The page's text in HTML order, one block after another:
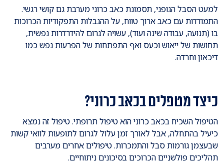
למעט הסבל הגופני, תסמונת כאב כרוני מערבת גם קושי רגשי.
התמודדות עם כאב ארוך טווח, על ההגבלות התפקודיות הכרוכות
בו (תנועה, עבודה שינה ועוד), עשויה לגרום להידרדרות נפשית,
תחושות של ייאוש וכעס ואף התפתחות של הפרעות נפש כמו
דיכאון וחרדה.
כיצד מטפלים בכאב כרוני?
הטיפול השכיח בכאב כרוני הוא טיפול תרופתי. טיפול זה נמצא
כיעיל בהתחלה, אבל לאורך זמן עלול לגרום לתופעות לוואי קשות
שבעצמן גורמות סבל והתמכרות. טיפולים אחרים מערבים
תהליכים פולשניים הכרוכים בסיכונים ניתוחיים.